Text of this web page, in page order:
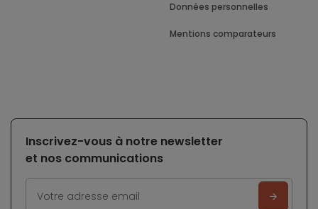
Données personnelles
Mentions comparateurs
Inscrivez-vous à notre newsletter
et nos communications